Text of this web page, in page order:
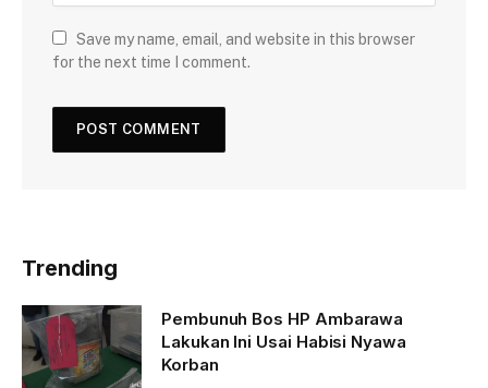
Save my name, email, and website in this browser
for the next time I comment.
Trending
Pembunuh Bos HP Ambarawa
Lakukan Ini Usai Habisi Nyawa
Korban